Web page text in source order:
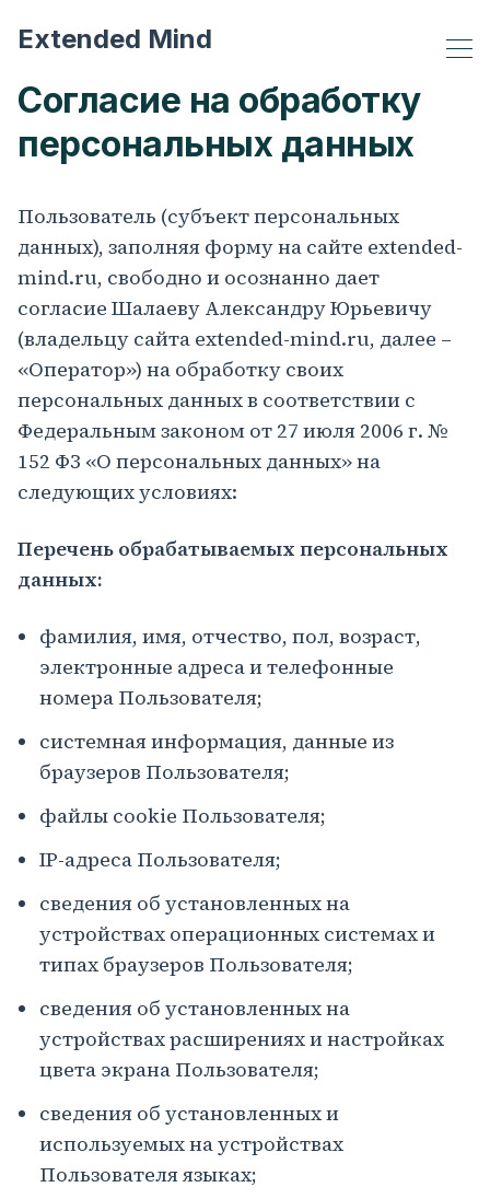
Extended Mind
Согласие на обработку
персональных данных
Пользователь (субъект персональных
данных), заполняя форму на сайте extended-
mind.ru, свободно и осознанно дает
согласие Шалаеву Александру Юрьевичу
(владельцу сайта extended-mind.ru, далее –
«Оператор») на обработку своих
персональных данных в соответствии с
Федеральным законом от 27 июля 2006 г. №
152 ФЗ «О персональных данных» на
следующих условиях:
Перечень обрабатываемых персональных
данных:
фамилия, имя, отчество, пол, возраст,
электронные адреса и телефонные
номера Пользователя;
системная информация, данные из
браузеров Пользователя;
файлы cookie Пользователя;
IP-адреса Пользователя;
сведения об установленных на
устройствах операционных системах и
типах браузеров Пользователя;
сведения об установленных на
устройствах расширениях и настройках
цвета экрана Пользователя;
сведения об установленных и
используемых на устройствах
Пользователя языках;